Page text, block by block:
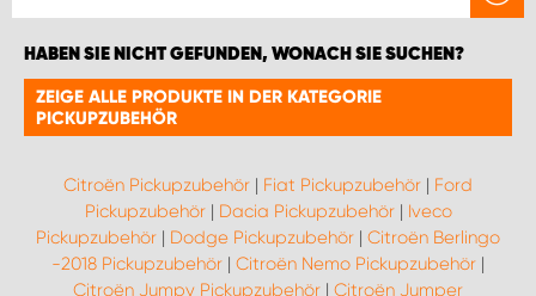
HABEN SIE NICHT GEFUNDEN, WONACH SIE SUCHEN?
ZEIGE ALLE PRODUKTE IN DER KATEGORIE
PICKUPZUBEHÖR
Citroën Pickupzubehör | Fiat Pickupzubehör | Ford
Pickupzubehör| Dacia Pickupzubehör| Iveco
Pickupzubehör | Dodge Pickupzubehör | Citroën Berlingo
-2018 Pickupzubehör | Citroën Nemo Pickupzubehör |
Citroën Jumpy Pickupzubehör | Citroën Jumper